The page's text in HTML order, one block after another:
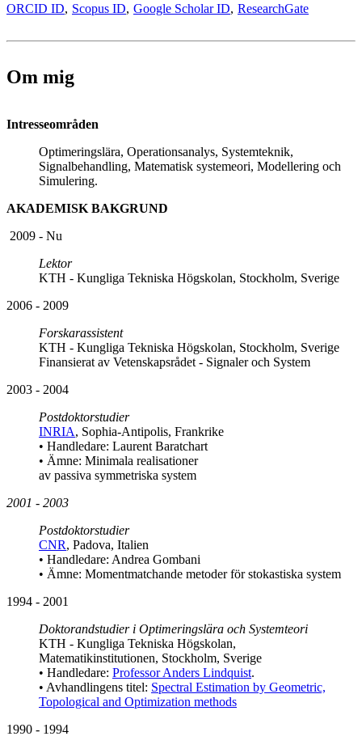
ORCID ID
Scopus ID Google Scholar ID ResearchGate
Om mig
Intresseområden
Optimeringslära, Operationsanalys, Systemteknik,
Signalbehandling, Matematisk systemeori, Modellering och
Simulering.
AKADEMISK BAKGRUND
2009 - Nu
Lektor
KTH - Kungliga Tekniska Högskolan, Stockholm, Sverige
2006 - 2009
Forskarassistent
KTH - Kungliga Tekniska Högskolan, Stockholm, Sverige
Finansierat av Vetenskapsrådet - Signaler och System
2003 - 2004
Postdoktorstudier
INRIA, Sophia-Antipolis, Frankrike
• Handledare: Laurent Baratchart
• Ämne: Minimala realisationer
av passiva symmetriska system
2001 - 2003
Postdoktorstudier
CNR, Padova, Italien
• Handledare: Andrea Gombani
• Ämne: Momentmatchande metoder för stokastiska system
1994 - 2001
Doktorandstudier i Optimeringslära och Systemteori
KTH - Kungliga Tekniska Högskolan,
Matematikinstitutionen, Stockholm, Sverige
• Handledare: Professor Anders Lindquist.
• Avhandlingens titel: Spectral Estimation by Geometric,
Topological and Optimization methods
1990 - 1994